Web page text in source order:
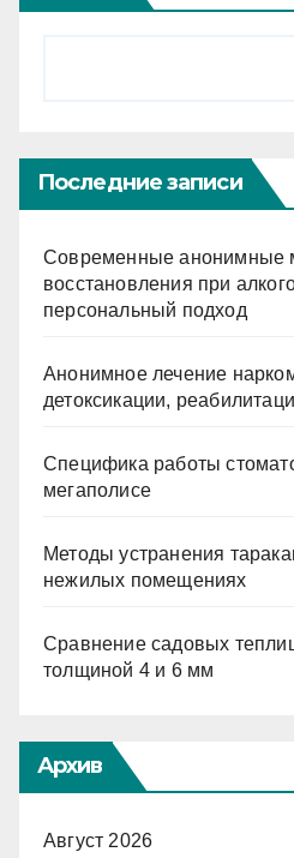
Последние записи
Современные анонимные
восстановления при
персональный подход
Анонимное лечение
детоксикации,
Специфика работы
мегаполисе
Методы устранения
нежилых помещениях
Сравнение садовых
толщиной 4 и 6 мм
Архив
Август 2026